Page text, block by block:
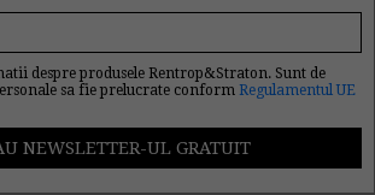
profesionala in
Recuperarea
repaus
despre produsele Rentrop&Straton. Sunt de
sa fie prelucrate conform Regulamentul UE